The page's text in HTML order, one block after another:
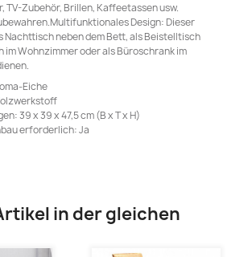
TV-Zubehör, Brillen, Kaffeetassen usw.
Design: Dieser
Nachttisch neben dem Bett, als Beistelltisch
im Wohnzimmer oder als Büroschrank im
Eiche
39 x 39 x 47,5 cm (B x T x H)
erforderlich: Ja
in der gleichen